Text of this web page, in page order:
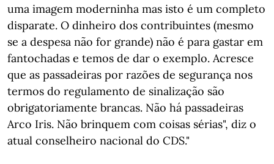
uma imagem moderninha mas isto é um completo
disparate. O dinheiro dos contribuintes (mesmo
se a despesa não for grande) não é para gastar em
fantochadas e temos de dar o exemplo. Acresce
que as passadeiras por razões de segurança nos
termos do regulamento de sinalização são
obrigatoriamente brancas. Não há passadeiras
Arco Iris. Não brinquem com coisas sérias", diz o
atual conselheiro nacional do CDS."